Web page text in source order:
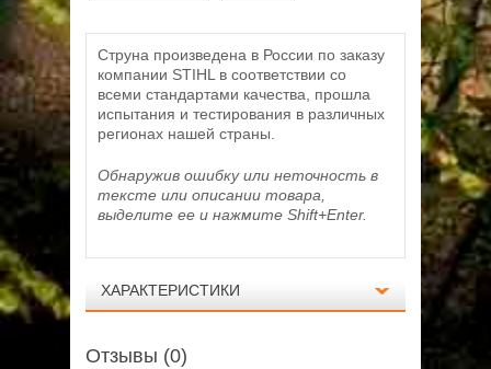
Струна произведена в России по заказу
компании STIHL в соответствии со
всеми стандартами качества, прошла
испытания и тестирования в различных
регионах нашей страны.
Обнаружив ошибку или неточность в
тексте или описании товара,
выделите ее и нажмите Shift+Enter.
ХАРАКТЕРИСТИКИ
Отзывы (0)